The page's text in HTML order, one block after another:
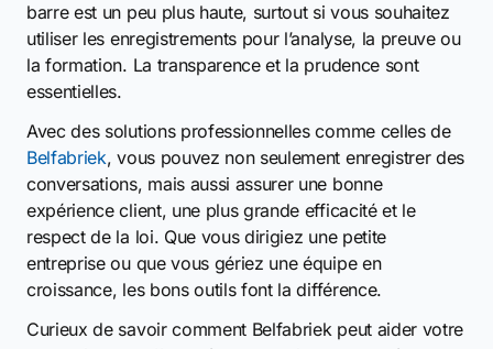
barre est un peu plus haute, surtout si vous souhaitez
utiliser les enregistrements pour l’analyse, la preuve ou
la formation. La transparence et la prudence sont
essentielles.
Avec des solutions professionnelles comme celles de
Belfabriek, vous pouvez non seulement enregistrer des
conversations, mais aussi assurer une bonne
expérience client, une plus grande efficacité et le
respect de la loi. Que vous dirigiez une petite
entreprise ou que vous gériez une équipe en
croissance, les bons outils font la différence.
Curieux de savoir comment Belfabriek peut aider votre